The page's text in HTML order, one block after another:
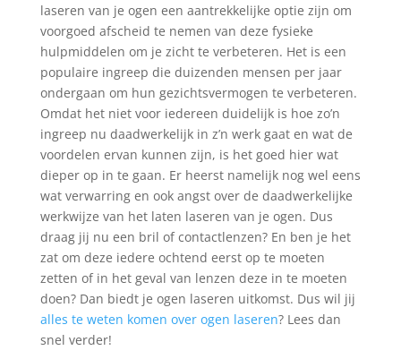
laseren van je ogen een aantrekkelijke optie zijn om
voorgoed afscheid te nemen van deze fysieke
hulpmiddelen om je zicht te verbeteren. Het is een
populaire ingreep die duizenden mensen per jaar
ondergaan om hun gezichtsvermogen te verbeteren.
Omdat het niet voor iedereen duidelijk is hoe zo’n
ingreep nu daadwerkelijk in z’n werk gaat en wat de
voordelen ervan kunnen zijn, is het goed hier wat
dieper op in te gaan. Er heerst namelijk nog wel eens
wat verwarring en ook angst over de daadwerkelijke
werkwijze van het laten laseren van je ogen. Dus
draag jij nu een bril of contactlenzen? En ben je het
zat om deze iedere ochtend eerst op te moeten
zetten of in het geval van lenzen deze in te moeten
doen? Dan biedt je ogen laseren uitkomst. Dus wil jij
alles te weten komen over ogen laseren? Lees dan
snel verder!